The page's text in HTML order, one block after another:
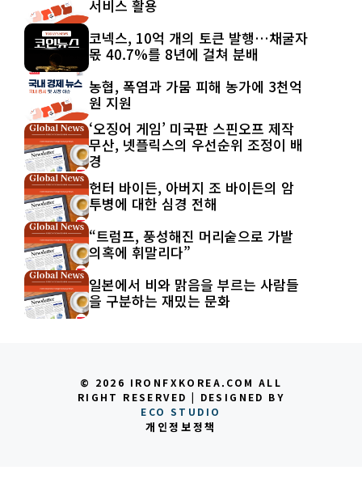
서비스 활용
코넥스, 10억 개의 토큰 발행…채굴자
몫 40.7%를 8년에 걸쳐 분배
농협, 폭염과 가뭄 피해 농가에 3천억
원 지원
‘오징어 게임’ 미국판 스핀오프 제작
무산, 넷플릭스의 우선순위 조정이 배
경
헌터 바이든, 아버지 조 바이든의 암
투병에 대한 심경 전해
“트럼프, 풍성해진 머리숱으로 가발
의혹에 휘말리다”
일본에서 비와 맑음을 부르는 사람들
을 구분하는 재밌는 문화
© 2026 IRONFXKOREA.COM ALL
RIGHT RESERVED | DESIGNED BY
ECO STUDIO
개인정보정책